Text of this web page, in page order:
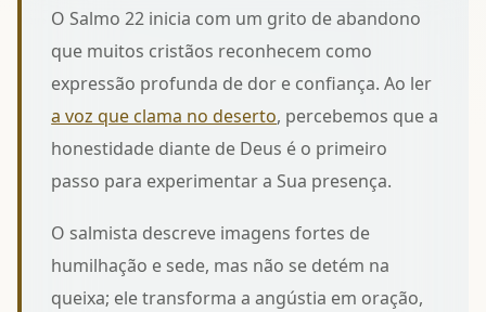
O Salmo 22 inicia com um grito de abandono
que muitos cristãos reconhecem como
expressão profunda de dor e confiança. Ao ler
a voz que clama no deserto, percebemos que a
honestidade diante de Deus é o primeiro
passo para experimentar a Sua presença.
O salmista descreve imagens fortes de
humilhação e sede, mas não se detém na
queixa; ele transforma a angústia em oração,